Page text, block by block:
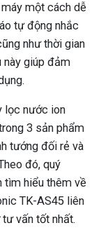
một cách dễ
tự động nhắc
như thời gian
này giúp đảm
lọc nước ion
3 sản phẩm
tướng đối rẻ và
đó, quý
tìm hiểu thêm về
TK-AS45 liên
vấn tốt nhất.